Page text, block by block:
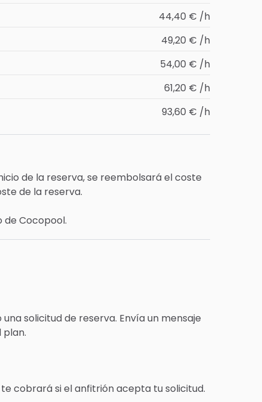
44,40 € /h
49,20 € /h
54,00 € /h
61,20 € /h
93,60 € /h
de la reserva, se reembolsará el coste
de la reserva.
de Cocopool.
solicitud de reserva. Envía un mensaje
cobrará si el anfitrión acepta tu solicitud.